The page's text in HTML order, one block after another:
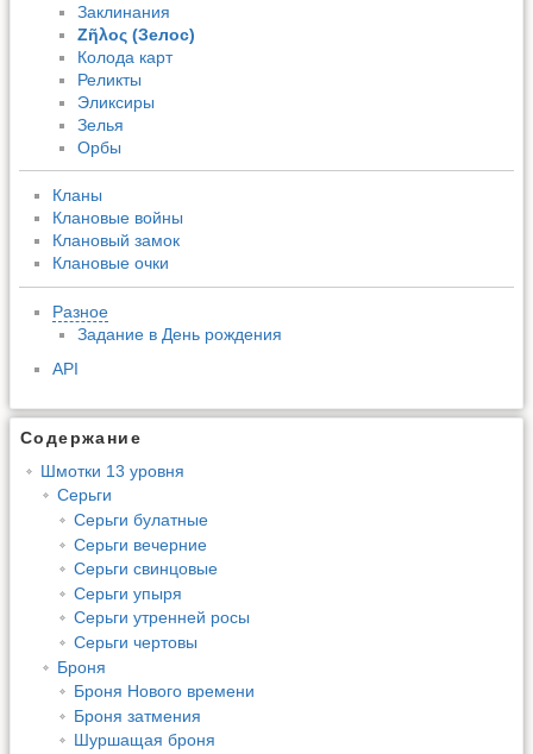
Заклинания
Ζῆλος (Зелос)
Колода карт
Реликты
Эликсиры
Зелья
Орбы
Кланы
Клановые войны
Клановый замок
Клановые очки
Разное
Задание в День рождения
API
Содержание
Шмотки 13 уровня
Серьги
Серьги булатные
Серьги вечерние
Серьги свинцовые
Серьги упыря
Серьги утренней росы
Серьги чертовы
Броня
Броня Нового времени
Броня затмения
Шуршащая броня